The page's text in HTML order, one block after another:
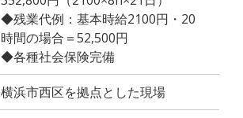
◆残業代例：基本時給2100円・20
時間の場合＝52,500円
◆各種社会保険完備
横浜市西区を拠点とした現場